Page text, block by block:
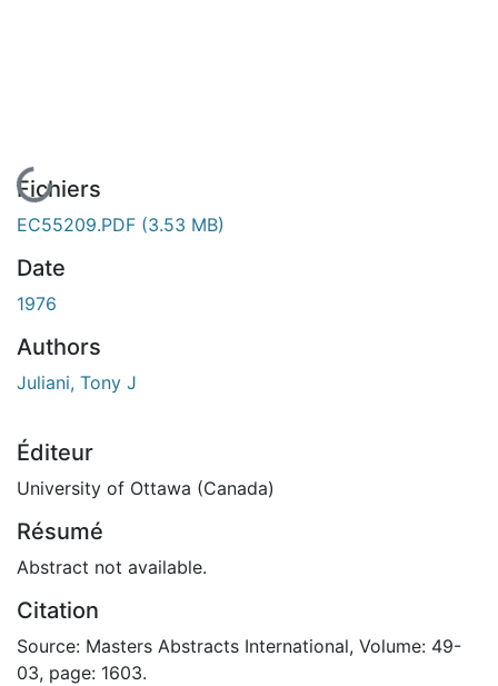
En cours de chargement...
Fichiers
EC55209.PDF (3.53 MB)
Date
1976
Authors
Juliani, Tony J
Éditeur
University of Ottawa (Canada)
Résumé
Abstract not available.
Citation
Source: Masters Abstracts International, Volume: 49-
03, page: 1603.